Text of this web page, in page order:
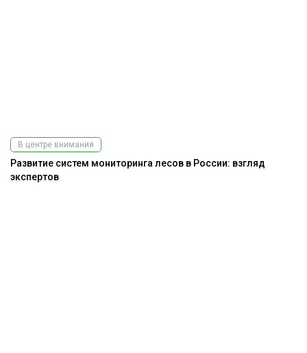
В центре внимания
Развитие систем мониторинга лесов в России: взгляд
экспертов